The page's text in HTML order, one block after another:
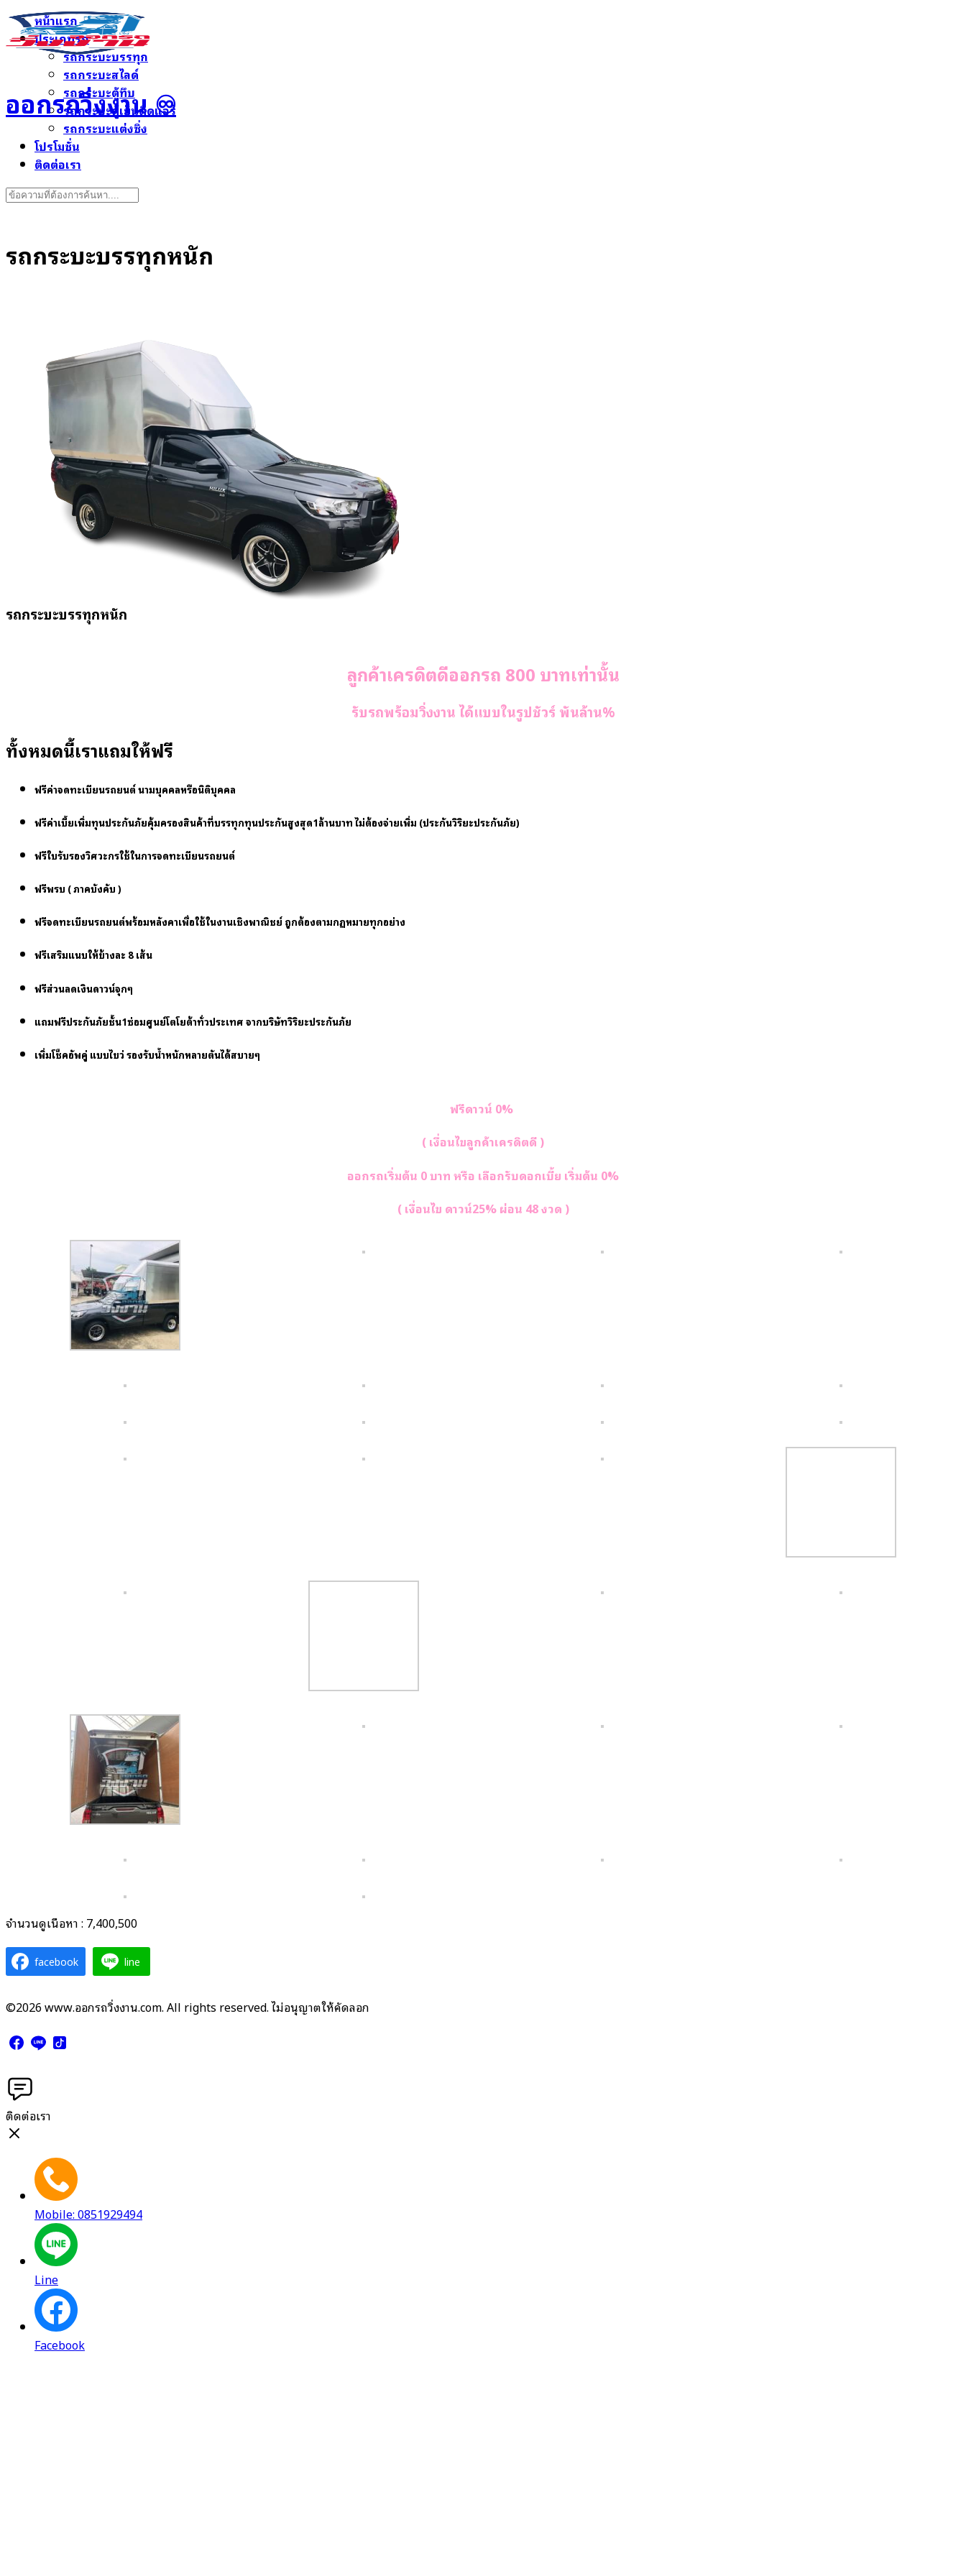
Skip
to
content
ออกรถวิ่งงาน ♾️
หน้าแรก
ประเภทรถ
รถกระบะบรรทุก
รถกระบะสไลด์
รถกระบะตู้ทึบ
รถกระบะตู้เย็นติดแอร์
รถกระบะแต่งซิ่ง
โปรโมชั่น
ติดต่อเรา
Search
รถกระบะบรรทุกหนัก
รถกระบะบรรทุกหนัก
ลูกค้าเครดิตดีออกรถ 800 บาทเท่านั้น
รับรถพร้อมวิ่งงาน ได้แบบในรูปชัวร์ พันล้าน%
ทั้งหมดนี้เราแถมให้ฟรี
ฟรีค่าจดทะเบียนรถยนต์ นามบุคคลหรือนิติบุคคล
ฟรีค่าเบี้ยเพิ่มทุนประกันภัยคุ้มครองสินค้าที่บรรทุกทุนประกันสูงสุด1ล้านบาท ไม่ต้องจ่ายเพิ่ม (ประกันวิริยะประกันภัย)
ฟรีใบรับรองวิศวะกรใช้ในการจดทะเบียนรถยนต์
ฟรีพรบ ( ภาคบังคับ )
ฟรีจดทะเบียนรถยนต์พร้อมหลังคาเพื่อใช้ในงานเชิงพาณิชย์ ถูกต้องตามกฏหมายทุกอย่าง
ฟรีเสริมแนบให้ข้างละ 8 เส้น
ฟรีส่วนลดเงินดาวน์จุกๆ
แถมฟรีประกันภัยชั้น1ซ่อมศูนย์โตโยต้าทั่วประเทศ จากบริษัทวิริยะประกันภัย
เพิ่มโช็คอัพคู่ แบบไขว่ รองรับน้ำหนักหลายตันได้สบายๆ
ฟรีดาวน์ 0%
( เงื่อนไขลูกค้าเครดิตดี )
ออกรถเริ่มต้น 0 บาท หรือ เลือกรับดอกเบี้ย เริ่มต้น 0%
( เงื่อนไข ดาวน์25% ผ่อน 48 งวด )
จำนวนดูเนื้อหา : 7,400,500
facebook line
©2026 www.ออกรถวิ่งงาน.com. All rights reserved. ไม่อนุญาตให้คัดลอก
ติดต่อเรา
Mobile: 0851929494
Line
Facebook